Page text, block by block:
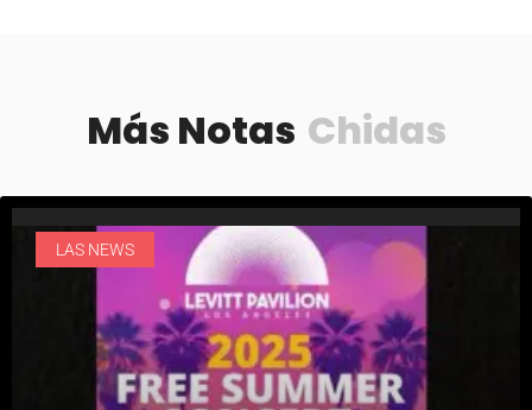
Más Notas Chidas
LAS NEWS